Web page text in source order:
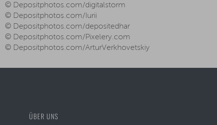
© Depositphotos.com/digitalstorm
© Depositphotos.com/Iurii
© Depositphotos.com/depositedhar
© Depositphotos.com/Pixelery.com
© Depositphotos.com/ArturVerkhovetskiy
ÜBER UNS